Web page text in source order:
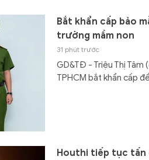
Bắt khẩn cấp bảo
trường mầm non
31 phút trước
GD&TĐ - Triệu Thị Tâm
TPHCM bắt khẩn cấp
Houthi tiếp tục tấn